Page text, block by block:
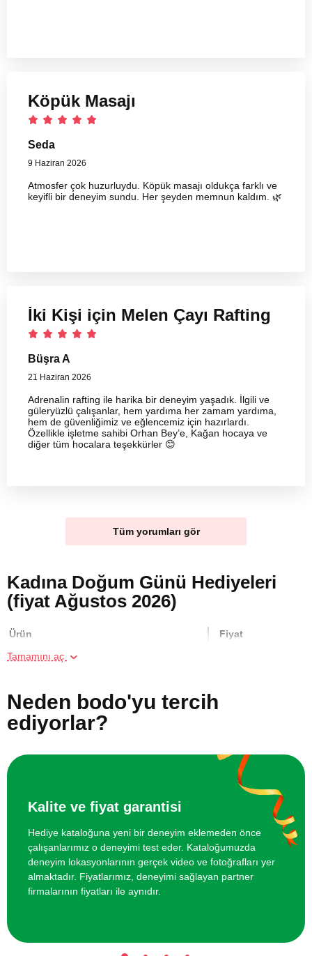
Köpük Masajı
Seda
9 Haziran 2026
Atmosfer çok huzurluydu. Köpük masajı oldukça farklı ve
keyifli bir deneyim sundu. Her şeyden memnun kaldım. 🌿
İki Kişi için Melen Çayı Rafting
Büşra A
21 Haziran 2026
Adrenalin rafting ile harika bir deneyim yaşadık. İlgili ve
güleryüzlü çalışanlar, hem yardıma her zamam yardıma,
hem de güvenliğimiz ve eğlencemiz için hazırlardı.
Özellikle işletme sahibi Orhan Bey’e, Kağan hocaya ve
diğer tüm hocalara teşekkürler 😊
Tüm yorumları gör
Kadına Doğum Günü Hediyeleri
(fiyat Ağustos 2026)
Ürün Fiyat
Online Suluboya Kursu
750 TL
Online Resim Kursu
Tamamını aç
Neden bodo'yu tercih
ediyorlar?
Kalite ve fiyat garantisi
Hediye kataloğuna yeni bir deneyim eklemeden önce
çalışanlarımız o deneyimi test eder. Kataloğumuzda
deneyim lokasyonlarının gerçek video ve fotoğrafları yer
almaktadır. Fiyatlarımız, deneyimi sağlayan partner
firmalarının fiyatları ile aynıdır.